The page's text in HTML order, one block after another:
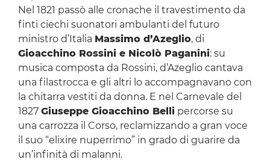
Nel 1821 passò alle cronache il travestimento da
finti ciechi suonatori ambulanti del futuro
ministro d’Italia Massimo d’Azeglio, di
Gioacchino Rossini e Nicolò Paganini: su
musica composta da Rossini, d’Azeglio cantava
una filastrocca e gli altri lo accompagnavano con
la chitarra vestiti da donna. E nel Carnevale del
1827 Giuseppe Gioacchino Bellipercorse su
una carrozza il Corso, reclamizzando a gran voce
il suo “elixire nuperrimo” in grado di guarire da
un’infinità di malanni.